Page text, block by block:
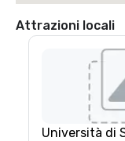
Attrazioni locali
Università di